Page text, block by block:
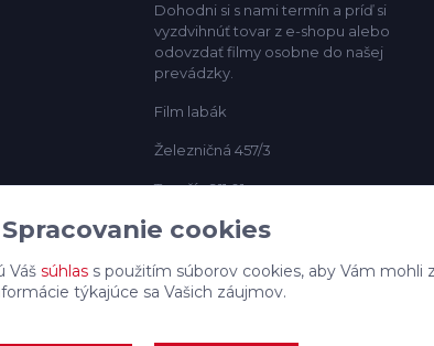
Dohodni si s nami termín a príď si
vyzdvihnúť tovar z e-shopu alebo
odovzdať filmy osobne do našej
prevádzky.
Film labák
Železničná 457/3
Trenčín 911 01
Spracovanie cookies
Váš súhlass použitím súborov cookies, aby Vám mohli
týkajúce sa Vašich záujmov.